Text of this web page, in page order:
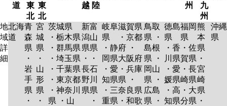
道
東
北
東
北
越 陸
州
九
州
地
域
詳
細
北海
道
青
森
県
・
岩
手
県
・
宮
城
県
・
山
形
県
・
茨城県
・栃木県
・群馬県
・埼玉県
・千葉県
・東京都
・神奈川
県 ・山
新
潟
県
・
長
野
県
富
山
県
・
石
川
県
・
岐阜
県
・静
岡県
・愛
知県
・三
重県
滋賀県
・京都
府 ・
大阪府
・兵庫
県 ・
奈良県
・和歌
鳥取
県 ・
島根
県 ・
岡山
県 ・
広島
県 ・
徳島
県
・香
川県
・愛
媛県
・高
知県
福岡
県
・佐
賀県
・長
崎県
・大
分県
熊
本
県
・
宮
崎
県
・
沖縄
県